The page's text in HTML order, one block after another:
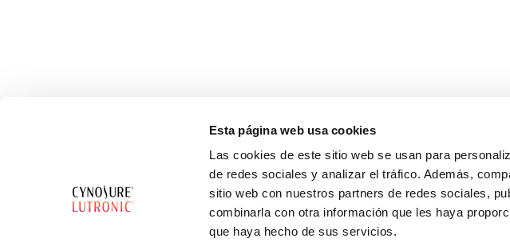
Esta página web usa cookies
Las cookies de este sitio web se usan para
de redes sociales y analizar el tráfico. Además,
sitio web con nuestros partners de redes sociales,
combinarla con otra información que les haya
que haya hecho de sus servicios.